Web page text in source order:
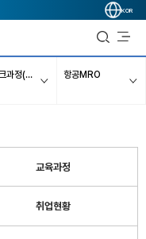
KOR
하이테크과정(국비무료 10개월) 항공MRO
교육과정
취업현황